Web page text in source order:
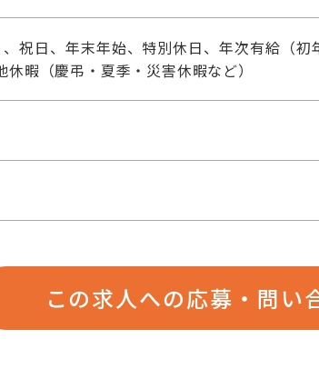
祝日、年末年始、特別休日、年次有給（
暇（慶弔・夏季・災害休暇など）
この求人への応募・問い